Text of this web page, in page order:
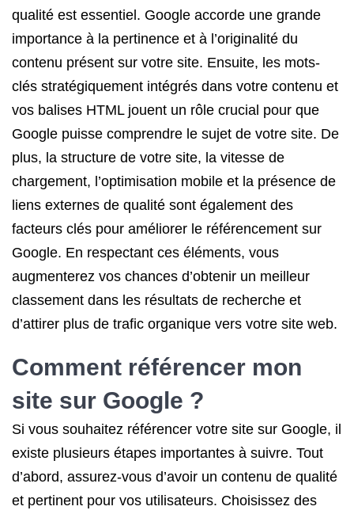
qualité est essentiel. Google accorde une grande
importance à la pertinence et à l’originalité du
contenu présent sur votre site. Ensuite, les mots-
clés stratégiquement intégrés dans votre contenu et
vos balises HTML jouent un rôle crucial pour que
Google puisse comprendre le sujet de votre site. De
plus, la structure de votre site, la vitesse de
chargement, l’optimisation mobile et la présence de
liens externes de qualité sont également des
facteurs clés pour améliorer le référencement sur
Google. En respectant ces éléments, vous
augmenterez vos chances d’obtenir un meilleur
classement dans les résultats de recherche et
d’attirer plus de trafic organique vers votre site web.
Comment référencer mon
site sur Google ?
Si vous souhaitez référencer votre site sur Google, il
existe plusieurs étapes importantes à suivre. Tout
d’abord, assurez-vous d’avoir un contenu de qualité
et pertinent pour vos utilisateurs. Choisissez des